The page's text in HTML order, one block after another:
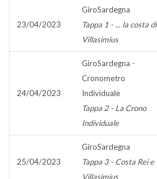
23/04/2023
GiroSardegna
Tappa 1 - ... la costa di
Villasimius
24/04/2023
GiroSardegna -
Cronometro
Individuale
Tappa 2 - La Crono
Individuale
25/04/2023
GiroSardegna
Tappa 3 - Costa Rei e
Villasimius